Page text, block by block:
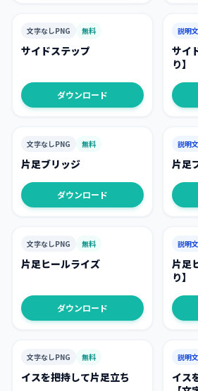
文字なしPNG 無料
サイドステップ
ダウンロード
説明
サイ
り】
文字なしPNG 無料
片足ブリッジ
ダウンロード
説明
片足
文字なしPNG 無料
片足ヒールライズ
ダウンロード
説明
片足
り】
文字なしPNG 無料
イスを把持して片足立ち
説明
イス